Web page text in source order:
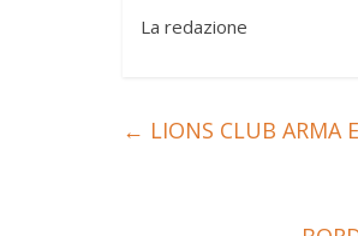
La redazione
← LIONS CLUB ARMA